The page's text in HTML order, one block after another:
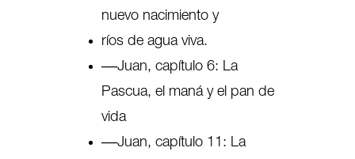
nuevo nacimiento y
ríos de agua viva.
‒‒Juan, capítulo 6: La
Pascua, el maná y el pan de
vida
‒‒Juan, capítulo 11: La